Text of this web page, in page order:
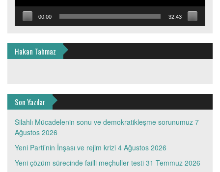
00:00 32:43
Hakan Tahmaz
Son Yazılar
Silahlı Mücadelenin sonu ve demokratikleşme sorunumuz 7
Ağustos 2026
Yeni Parti’nin İnşası ve rejim krizi 4 Ağustos 2026
Yeni çözüm sürecinde failli meçhuller testi 31 Temmuz 2026